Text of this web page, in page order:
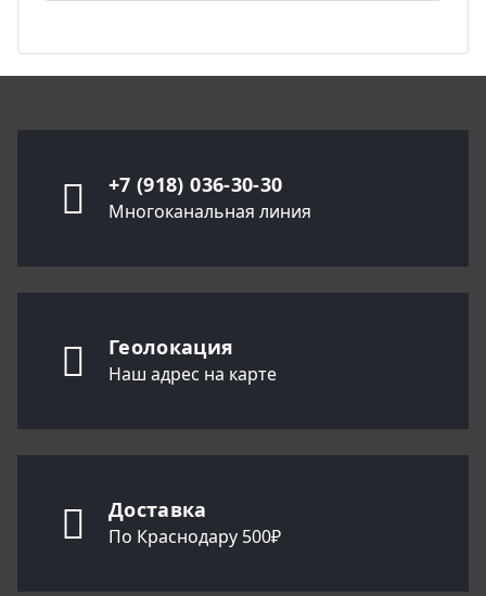
+7 (918) 036-30-30
Многоканальная линия
Геолокация
Наш адрес на карте
Доставка
По Краснодару 500₽